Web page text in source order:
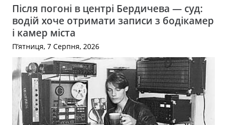
Після погоні в центрі Бердичева — суд:
водій хоче отримати записи з бодікамер
і камер міста
П’ятниця, 7 Серпня, 2026